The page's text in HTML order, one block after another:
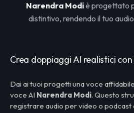
Narendra Modiè progettato
distintivo, rendendo il tuo
Crea doppiaggi AI realistici
Dai ai tuoi progetti una voce
voce AI Narendra Modi. Questo
registrare audio per video o podcast